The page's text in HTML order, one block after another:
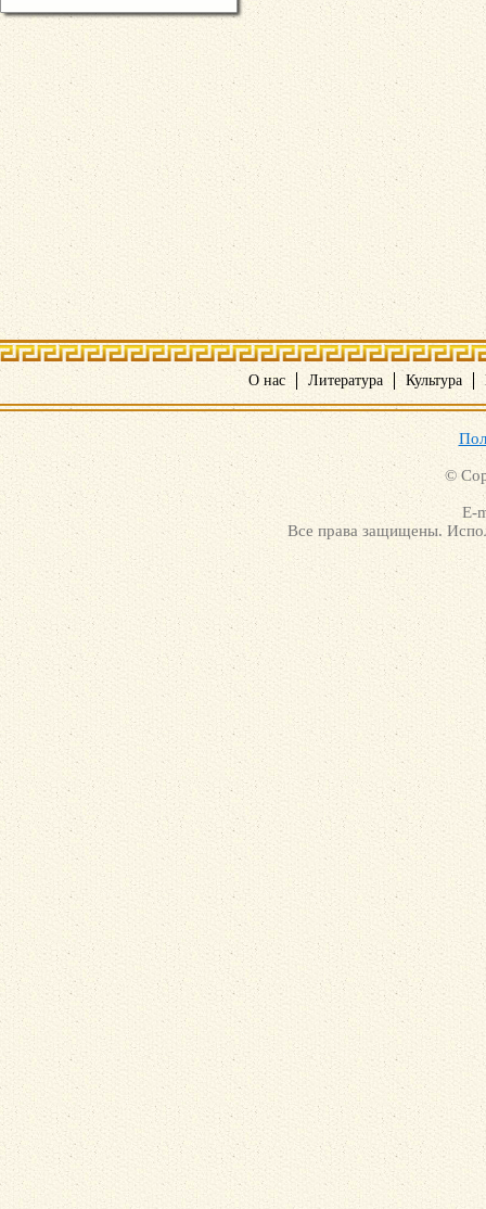
О нас Литература Культура
©
E-
Все права защищены.